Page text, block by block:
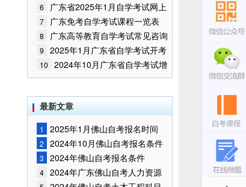
6
广东省2025年1月自学考试网上
报名报考须知
7 广东免考自学考试课程一览表
8
广东高等教育自学考试常见咨询
问题
9
2025年1月广东省自学考试开考
课程考试时间安排和使用教材的通
知
10
2024年10月广东省自学考试增
加一门开考课程的通告
最新文章
1 2025年1月佛山自考报名时间
2
2024年10月佛山自考报名条件
已公布!
3 2024年佛山自考报名条件
4 2024年广东佛山自考人力资源
管理专业有哪些考试科目?